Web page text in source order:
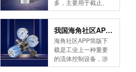
口压力不断变化的情
在设定的范围内，保
护其后的生活生产器
具。本类海角社区
APP简版下载在管......
一、简介单向阀有直
通式和直角式两种。
直通式单向阀用螺纹
连接安装在管路上。
直角式单向阀有螺纹
连接、板式连接和法
兰连接三种形式。液
多，主要用于截止、
导流、稳压、分流
等，用途广泛。正确
和有序有效的维护保
养会保护海角社区
APP简版下载，使海
角社区APP简版下载
正常发挥功能并且延
我国海角社区APP简版下载市场的现状及前景如何
海角社区APP简版下
载是工业上一种重要
的流体控制设备，涉
及到国民经济诸多部